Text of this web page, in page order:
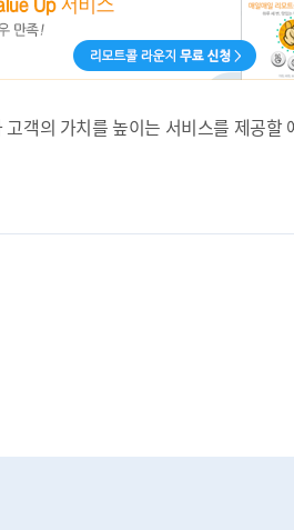
객의 가치를 높이는 서비스를 제공